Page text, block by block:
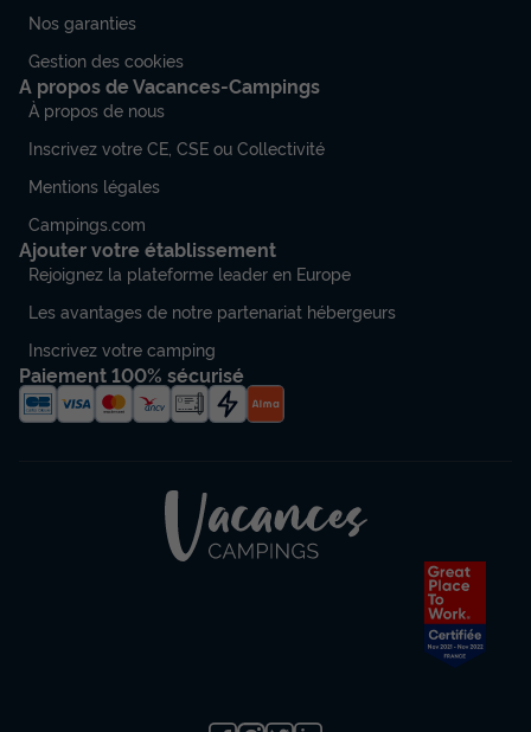
Nos garanties
Gestion des cookies
A propos de Vacances-Campings
À propos de nous
Inscrivez votre CE, CSE ou Collectivité
Mentions légales
Campings.com
Ajouter votre établissement
Rejoignez la plateforme leader en Europe
Les avantages de notre partenariat hébergeurs
Inscrivez votre camping
Paiement 100% sécurisé